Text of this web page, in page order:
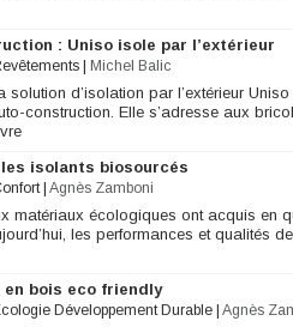
: Uniso isole par l’extérieur
Michel Balic
solution d’isolation par l’extérieur
construction. Elle s’adresse aux
isolants biosourcés
| Agnès Zamboni
matériaux écologiques ont acquis en
les performances et qualités
en bois eco friendly
Développement Durable Agnès